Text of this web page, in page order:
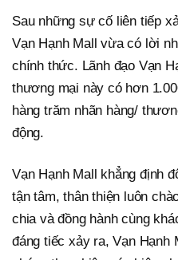
Sau những sự cố liên tiếp
Vạn Hạnh Mall vừa có lời
chính thức. Lãnh đạo Vạn
thương mại này có hơn
hàng trăm nhãn hàng/
động.
Vạn Hạnh Mall khẳng định
tận tâm, thân thiện luôn
chia và đồng hành cùng
đáng tiếc xảy ra, Vạn Hạnh